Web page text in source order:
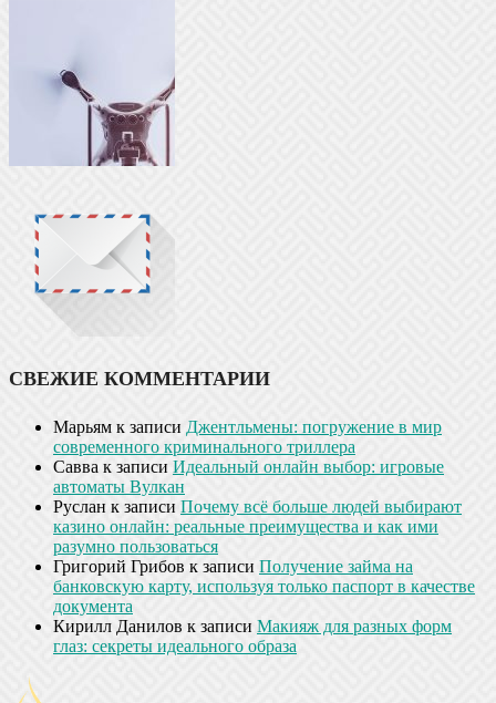
СВЕЖИЕ КОММЕНТАРИИ
Марьям к записи Джентльмены: погружение в мир
современного криминального триллера
Савва к записи Идеальный онлайн выбор: игровые
автоматы Вулкан
Руслан к записи Почему всё больше людей выбирают
казино онлайн: реальные преимущества и как ими
разумно пользоваться
Григорий Грибов к записи Получение займа на
банковскую карту, используя только паспорт в качестве
документа
Кирилл Данилов к записи Макияж для разных форм
глаз: секреты идеального образа